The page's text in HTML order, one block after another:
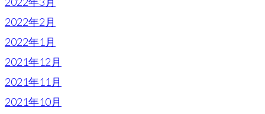
2022年2月
2022年1月
2021年12月
2021年11月
2021年10月